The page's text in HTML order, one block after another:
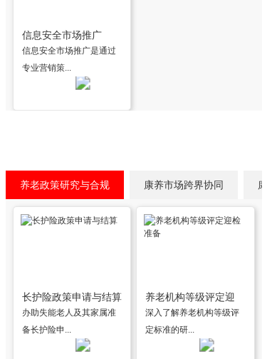
信息安全市场推广
信息安全市场推广是通过
专业营销策...
智慧康养专业
养老政策研究与合规 康养市场跨界协同
长护险政策申请与结算
办助失能老人及其家属准
备长护险申...
养老机构等级评定迎
检...
深入了解养老机构等级评
定标准的研...